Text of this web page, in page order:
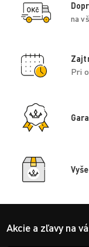
na
Pri
Akcie a zľavy na